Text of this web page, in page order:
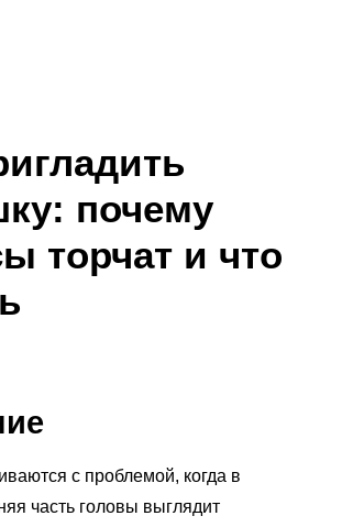
почему
торчат и что
с проблемой, когда в
часть головы выглядит